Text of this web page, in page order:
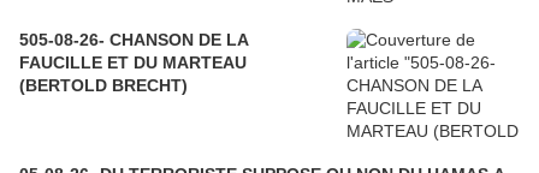
505-08-26- CHANSON DE LA
FAUCILLE ET DU MARTEAU
(BERTOLD BRECHT)